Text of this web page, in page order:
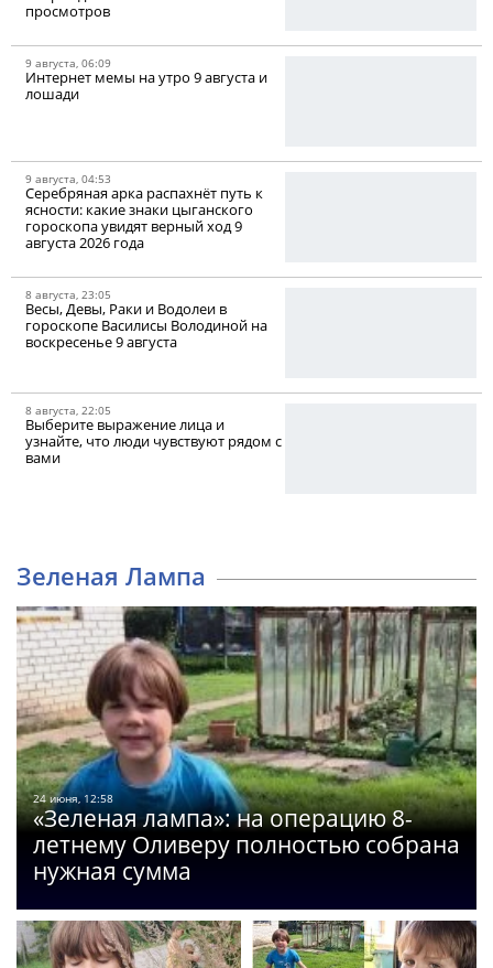
просмотров
9 августа, 06:09
Интернет мемы на утро 9 августа и
лошади
9 августа, 04:53
Серебряная арка распахнёт путь к
ясности: какие знаки цыганского
гороскопа увидят верный ход 9
августа 2026 года
8 августа, 23:05
Весы, Девы, Раки и Водолеи в
гороскопе Василисы Володиной на
воскресенье 9 августа
8 августа, 22:05
Выберите выражение лица и
узнайте, что люди чувствуют рядом с
вами
Зеленая Лампа
24 июня, 12:58
«Зеленая лампа»: на операцию 8-
летнему Оливеру полностью собрана
нужная сумма